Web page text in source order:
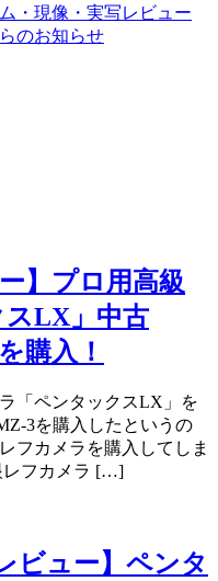
・現像・実写レビュー
のお知らせ
】プロ用高級
LX」中古
購入！
「ペンタックスLX」を
3を購入したというの
フカメラを購入してしま
レフカメラ […]
ビュー】ペンタ